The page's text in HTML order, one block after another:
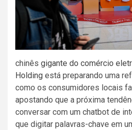
chinês gigante do comércio
Holding está preparando uma
como os consumidores locais
apostando que a próxima
conversar com um chatbot de
que digitar palavras-chave em